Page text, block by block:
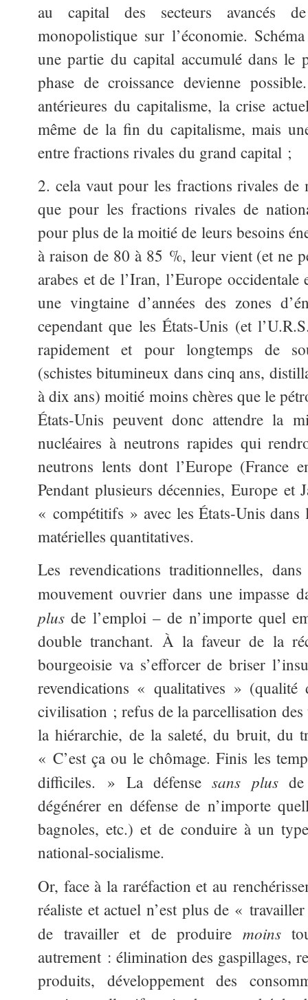
au capital des secteurs avancés
monopolistique sur l’économie.
une partie du capital accumulé dans le
phase de croissance devienne
antérieures du capitalisme, la crise
même de la fin du capitalisme, mais
entre fractions rivales du grand capital ;
2. cela vaut pour les fractions rivales de
que pour les fractions rivales de
pour plus de la moitié de leurs besoins
à raison de 80 à 85 %, leur vient (et ne
arabes et de l’Iran, l’Europe
une vingtaine d’années des zones
cependant que les États-Unis (et
rapidement et pour longtemps de
(schistes bitumineux dans cinq ans,
à dix ans) moitié moins chères que le
États-Unis peuvent donc attendre la
nucléaires à neutrons rapides qui
neutrons lents dont l’Europe (France
Pendant plusieurs décennies, Europe
« compétitifs » avec les États-Unis
matérielles quantitatives.
Les revendications traditionnelles,
mouvement ouvrier dans une impasse
plus de l’emploi – de n’importe quel
double tranchant. À la faveur de la
bourgeoisie va s’efforcer de briser
revendications « qualitatives »
civilisation ; refus de la parcellisation des
la hiérarchie, de la saleté, du bruit, du
« C’est ça ou le chômage. Finis les
difficiles. » La défensesans plusde
dégénérer en défense de n’importe
bagnoles, etc.) et de conduire à un
national-socialisme.
Or, face à la raréfaction et au
réaliste et actuel n’est plus de «
de travailler et de produire moins
autrement : élimination des gaspillages,
produits, développement des